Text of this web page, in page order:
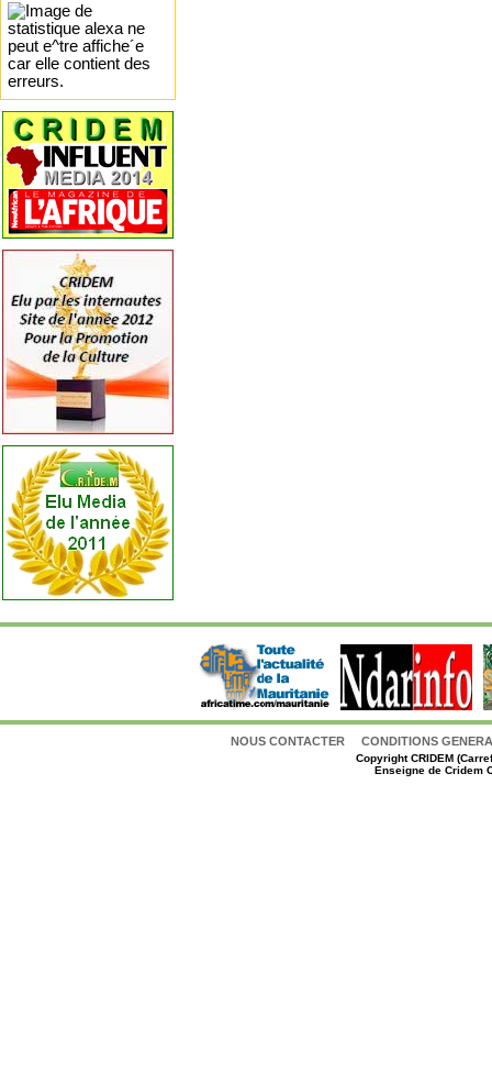
NOUS CONTACTER CONDITIONS
CopyrightCRIDEM
Enseigne de Cridem